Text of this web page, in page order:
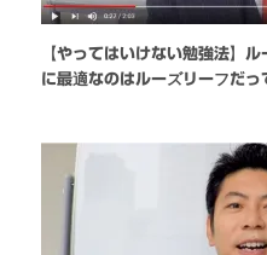
【やってはいけない勉強法】
に最適なのはルーズリーフだっ